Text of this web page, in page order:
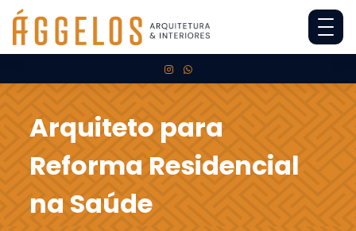
Arquiteto para
Reforma Residencial
na Saúde